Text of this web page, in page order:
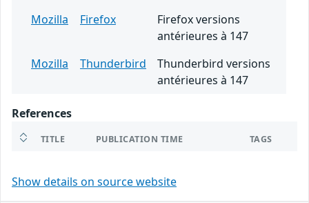
Mozilla
Firefox
Firefox versions
antérieures à 147
Mozilla
Thunderbird
Thunderbird versions
antérieures à 147
References
TITLE PUBLICATION TIME TAGS
Show details on source website